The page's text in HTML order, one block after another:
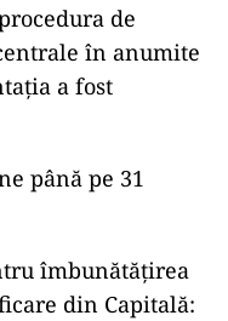
de
în anumite
a fost
până pe 31
îmbunătățirea
din Capitală: